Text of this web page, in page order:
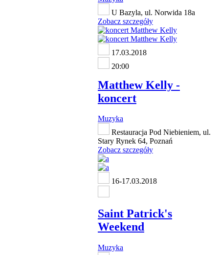
U Bazyla, ul. Norwida 18a
Zobacz szczegóły
17.03.2018
20:00
Matthew Kelly -
koncert
Muzyka
Restauracja Pod Niebieniem, ul.
Stary Rynek 64, Poznań
Zobacz szczegóły
16-17.03.2018
Saint Patrick's
Weekend
Muzyka